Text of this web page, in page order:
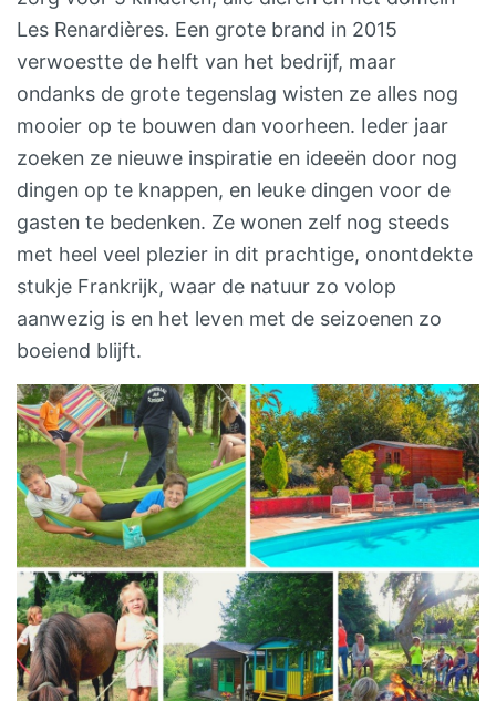
Les Renardières. Een grote brand in 2015
verwoestte de helft van het bedrijf, maar
ondanks de grote tegenslag wisten ze alles nog
mooier op te bouwen dan voorheen. Ieder jaar
zoeken ze nieuwe inspiratie en ideeën door nog
dingen op te knappen, en leuke dingen voor de
gasten te bedenken. Ze wonen zelf nog steeds
met heel veel plezier in dit prachtige, onontdekte
stukje Frankrijk, waar de natuur zo volop
aanwezig is en het leven met de seizoenen zo
boeiend blijft.